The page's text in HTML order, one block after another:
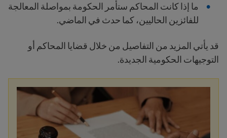
ما إذا كانت المحاكم ستأمر الحكومة بمواصلة المعالجة
للفائزين الحاليين، كما حدث في الماضي.
قد يأتي المزيد من التفاصيل من خلال قضايا المحاكم أو
التوجيهات الحكومية الجديدة.